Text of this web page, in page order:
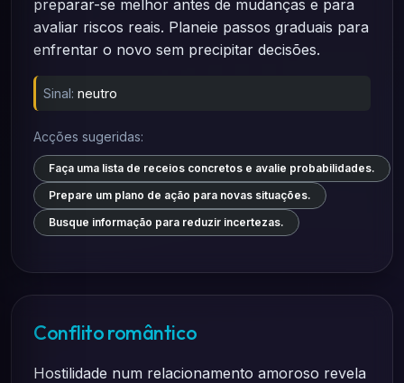
preparar-se melhor antes de mudanças e para
avaliar riscos reais. Planeie passos graduais para
enfrentar o novo sem precipitar decisões.
Sinal: neutro
Acções sugeridas:
Faça uma lista de receios concretos e avalie probabilidades.
Prepare um plano de ação para novas situações.
Busque informação para reduzir incertezas.
Conflito romântico
Hostilidade num relacionamento amoroso revela